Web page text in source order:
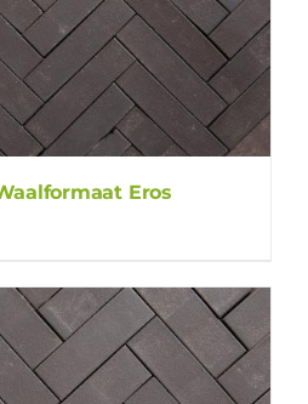
Eros